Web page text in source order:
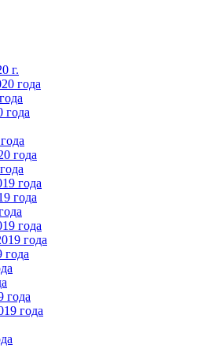
г.
года
года
года
года
года
года
года
года
года